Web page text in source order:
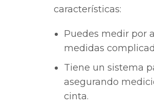
características:
Puedes medir por
medidas
Tiene un sistema
asegurando
cinta.